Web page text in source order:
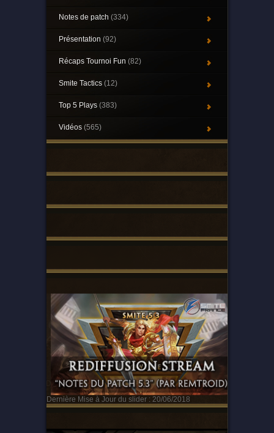
Notes de patch (334)
Présentation (92)
Récaps Tournoi Fun (82)
Smite Tactics (12)
Top 5 Plays (383)
Vidéos (565)
Dernière Mise à Jour du slider : 20/06/2018